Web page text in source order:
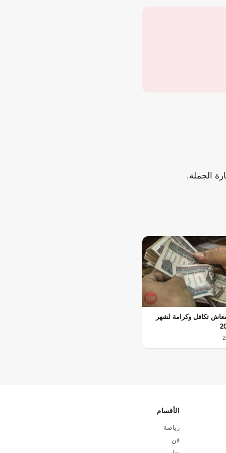
الجملة.
تكافل وكرامة لشهر
الأقسام
رياضة
فن